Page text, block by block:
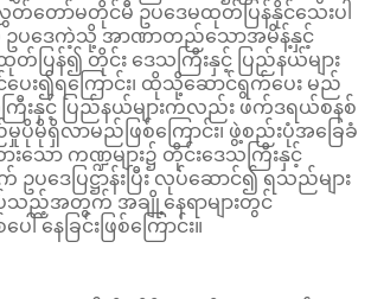
လွှတ်တော်မတိုင်မီ ဥပဒေမထုတ်ပြန်နိုင်သေးပါ
ဥပဒေကဲ့သို့ အာဏာတည်သောအမိန့်နှင့်
ထုတ်ပြန်၍ တိုင်း ဒေသကြီးနှင့် ပြည်နယ်များ
း၍ရကြောင်း၊ ထိုသို့ဆောင်ရွက်ပေး မည်
ြီးနှင့် ပြည်နယ်များကလည်း ဖက်ဒရယ်စနစ်
မိုရှိလာမည်ဖြစ်ကြောင်း၊ ဖွဲ့စည်းပုံအခြေခံ
းသော ကဏ္ဍများ၌ တိုင်းဒေသကြီးနှင့်
ပဒေပြဋ္ဌာန်းပြီး လုပ်ဆောင်၍ ရသည်များ
ည့်အတွက် အချို့နေရာများတွင်
ါ် နေခြင်းဖြစ်ကြောင်း။